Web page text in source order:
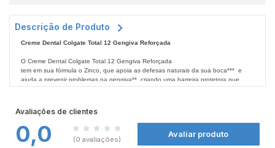
Descrição de Produto
Creme Dental Colgate Total 12 Gengiva Reforçada
O Creme Dental Colgate Total 12 Gengiva Reforçada
tem em sua fórmula o Zinco, que apoia as defesas naturais da sua boca*** e
ajuda a prevenir problemas na gengiva**, criando uma barreira protetora que
fortalece sua gengiva contra bactérias.
deixe de conferir todos os produtos Colgate nas
Benefícios:
Fortalece sua gengiva contra bactérias
Avaliações de clientes
0,0 (0 avaliações)
Avaliar produto